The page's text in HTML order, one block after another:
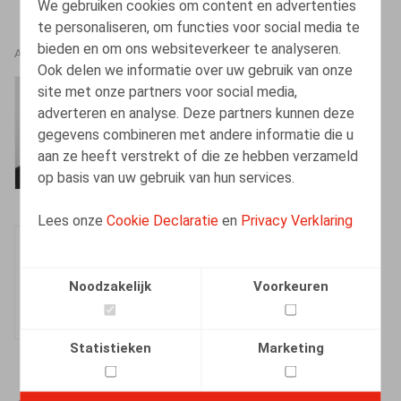
We gebruiken cookies om content en advertenties
te personaliseren, om functies voor social media te
bieden en om ons websiteverkeer te analyseren.
Ook delen we informatie over uw gebruik van onze
site met onze partners voor social media,
adverteren en analyse. Deze partners kunnen deze
gegevens combineren met andere informatie die u
aan ze heeft verstrekt of die ze hebben verzameld
op basis van uw gebruik van hun services.
Lees onzeCookie Declaratie en Privacy Verklaring
Noodzakelijk Voorkeuren
Statistieken Marketing
AUTEURS
Bart Vanschoebeke
Vennoot